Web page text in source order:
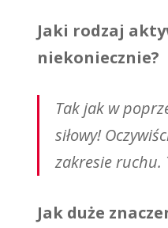
Jaki rodzaj
niekoniecznie?
Tak jak w
siłowy!
zakresie ruchu.
Jak duże